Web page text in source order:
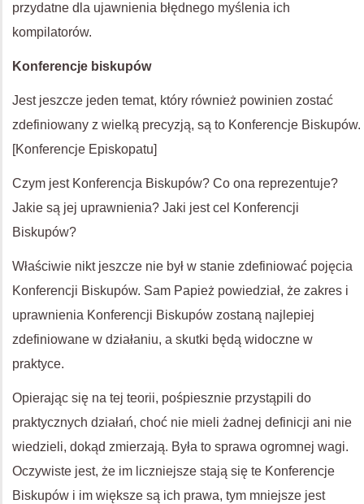
przydatne dla ujawnienia błędnego myślenia ich
kompilatorów.
Konferencje biskupów
Jest jeszcze jeden temat, który również powinien zostać
zdefiniowany z wielką precyzją, są to Konferencje Biskupów.
[Konferencje Episkopatu]
Czym jest Konferencja Biskupów? Co ona reprezentuje?
Jakie są jej uprawnienia? Jaki jest cel Konferencji
Biskupów?
Właściwie nikt jeszcze nie był w stanie zdefiniować pojęcia
Konferencji Biskupów. Sam Papież powiedział, że zakres i
uprawnienia Konferencji Biskupów zostaną najlepiej
zdefiniowane w działaniu, a skutki będą widoczne w
praktyce.
Opierając się na tej teorii, pośpiesznie przystąpili do
praktycznych działań, choć nie mieli żadnej definicji ani nie
wiedzieli, dokąd zmierzają. Była to sprawa ogromnej wagi.
Oczywiste jest, że im liczniejsze stają się te Konferencje
Biskupów i im większe są ich prawa, tym mniejsze jest